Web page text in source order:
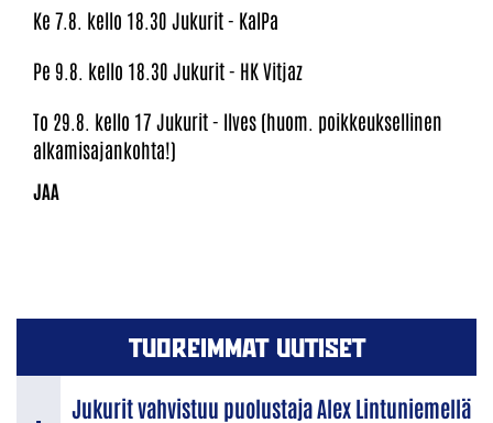
Ke 7.8. kello 18.30 Jukurit - KalPa
Pe 9.8. kello 18.30 Jukurit - HK Vitjaz
To 29.8. kello 17 Jukurit - Ilves (huom. poikkeuksellinen
alkamisajankohta!)
TUOREIMMAT UUTISET
Jukurit vahvistuu puolustaja Alex Lintuniemellä